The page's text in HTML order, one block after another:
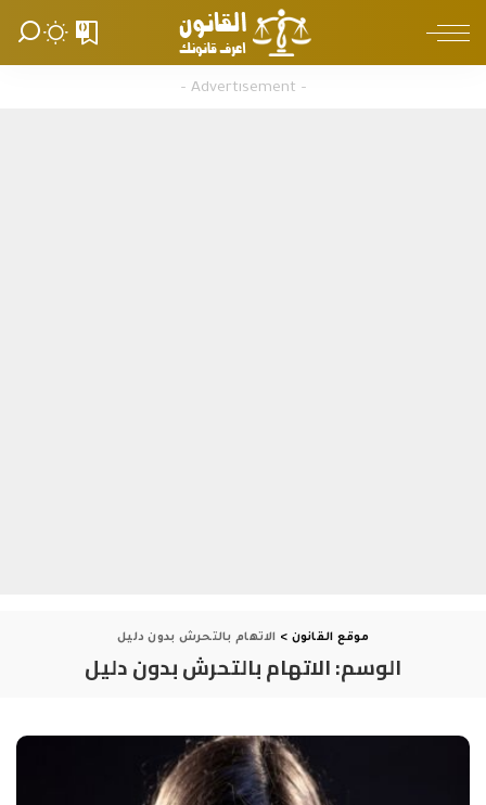
0
– Advertisement –
موقع القانون > الاتهام بالتحرش بدون دليل
الوسم:الاتهام بالتحرش بدون دليل